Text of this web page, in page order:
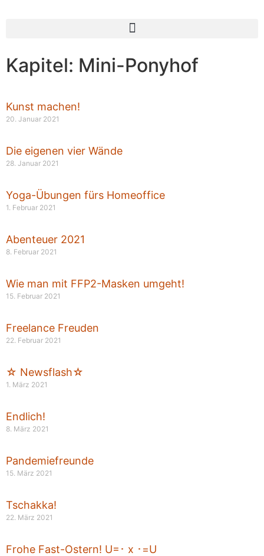
Kapitel: Mini-Ponyhof
Kunst machen!
20. Januar 2021
Die eigenen vier Wände
28. Januar 2021
Yoga-Übungen fürs Homeoffice
1. Februar 2021
Abenteuer 2021
8. Februar 2021
Wie man mit FFP2-Masken umgeht!
15. Februar 2021
Freelance Freuden
22. Februar 2021
☆ Newsflash☆
1. März 2021
Endlich!
8. März 2021
Pandemiefreunde
15. März 2021
Tschakka!
22. März 2021
Frohe Fast-Ostern! U=･ x ･=U